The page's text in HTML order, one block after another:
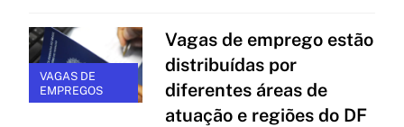
VAGAS DE
EMPREGOS
Vagas de emprego estão
distribuídas por
diferentes áreas de
atuação e regiões do DF